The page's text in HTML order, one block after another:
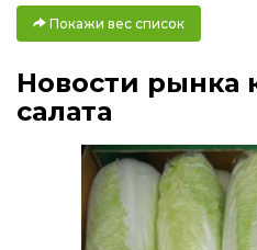
Покажи вес список
Новости рынка
салата